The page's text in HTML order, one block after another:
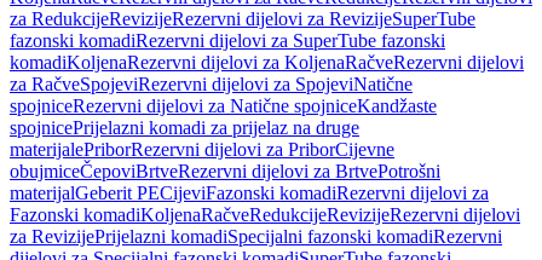
za RedukcijeRevizijeRezervni dijelovi za RevizijeSuperTube
fazonski komadiRezervni dijelovi za SuperTube fazonski
komadiKoljenaRezervni dijelovi za KoljenaRačveRezervni dijelovi
za RačveSpojeviRezervni dijelovi za SpojeviNatične
spojniceRezervni dijelovi za Natične spojniceKandžaste
spojnicePrijelazni komadi za prijelaz na druge
materijalePriborRezervni dijelovi za PriborCijevne
obujmiceČepoviBrtveRezervni dijelovi za BrtvePotrošni
materijalGeberit PECijeviFazonski komadiRezervni dijelovi za
Fazonski komadiKoljenaRačveRedukcijeRevizijeRezervni dijelovi
za RevizijePrijelazni komadiSpecijalni fazonski komadiRezervni